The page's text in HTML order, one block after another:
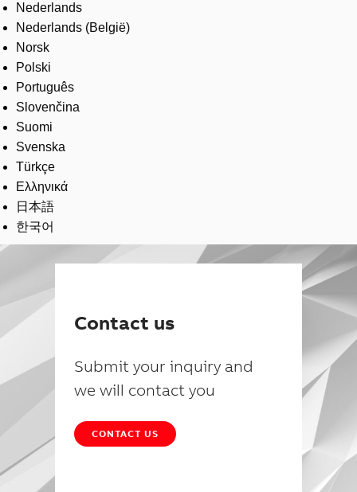
Nederlands
Nederlands (België)
Norsk
Polski
Português
Slovenčina
Suomi
Svenska
Türkçe
Ελληνικά
日本語
한국어
Contact us
Submit your inquiry and
we will contact you
CONTACT US